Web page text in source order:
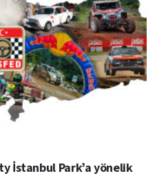
İstanbul Park’a yönelik